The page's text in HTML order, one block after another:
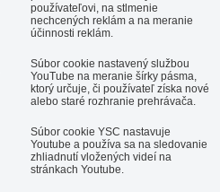
používateľovi, na stlmenie
nechcených reklám a na meranie
účinnosti reklám.
Súbor cookie nastavený službou
YouTube na meranie šírky pásma,
ktorý určuje, či používateľ získa nové
alebo staré rozhranie prehrávača.
Súbor cookie YSC nastavuje
Youtube a používa sa na sledovanie
zhliadnutí vložených videí na
stránkach Youtube.